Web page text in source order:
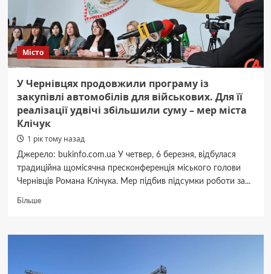
Місто
У Чернівцях продовжили програму із
закупівлі автомобілів для військових. Для її
реалізації удвічі збільшили суму – мер міста
Клічук
1 рік тому назад
Джерело: bukinfo.com.ua У четвер, 6 березня, відбулася
традиційна щомісячна пресконференція міського голови
Чернівців Романа Клічука. Мер підбив підсумки роботи за...
БільшеДокладніше
Чернівцях